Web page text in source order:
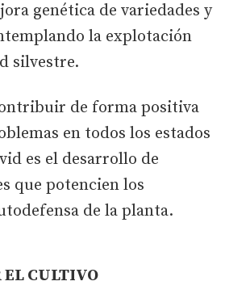
genética de variedades y
la explotación
silvestre.
de forma positiva
en todos los estados
es el desarrollo de
que potencien los
de la planta.
CULTIVO